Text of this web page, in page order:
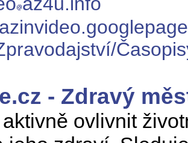
- Zdravý
ovlivnit